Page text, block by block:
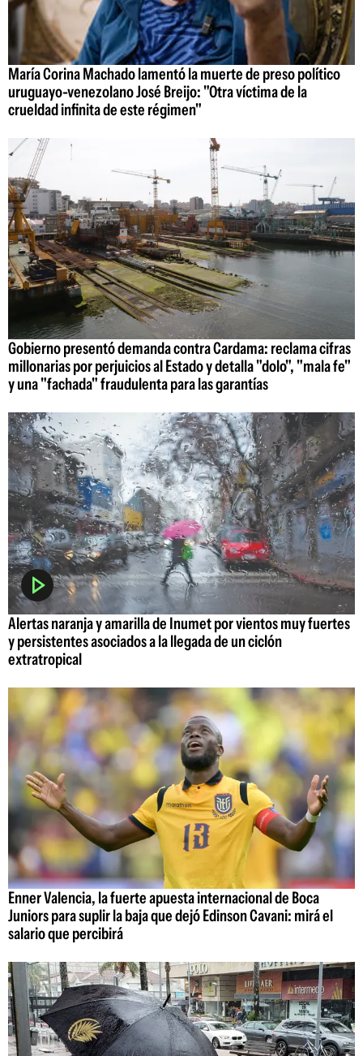
María Corina Machado lamentó la muerte de preso político
uruguayo-venezolano José Breijo: "Otra víctima de la
crueldad infinita de este régimen"
Gobierno presentó demanda contra Cardama: reclama cifras
millonarias por perjuicios al Estado y detalla "dolo", "mala fe"
y una "fachada" fraudulenta para las garantías
Alertas naranja y amarilla de Inumet por vientos muy fuertes
y persistentes asociados a la llegada de un ciclón
extratropical
Enner Valencia, la fuerte apuesta internacional de Boca
Juniors para suplir la baja que dejó Edinson Cavani: mirá el
salario que percibirá